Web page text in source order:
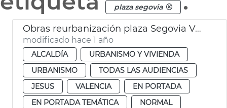
plaza segovia
Obras reurbanización plaza Segovia València
modificado hace 1 año
ALCALDÍA
URBANISMO Y VIVIENDA
URBANISMO
TODAS LAS AUDIENCIAS
JESUS
VALENCIA
EN PORTADA
EN PORTADA TEMÁTICA
NORMAL